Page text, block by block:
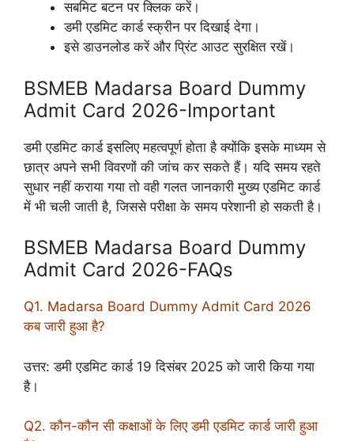
सबमिट बटन पर क्लिक करें।
डमी एडमिट कार्ड स्क्रीन पर दिखाई देगा।
इसे डाउनलोड करें और प्रिंट आउट सुरक्षित रखें।
BSMEB Madarsa Board Dummy
Admit Card 2026-Important
डमी एडमिट कार्ड इसलिए महत्वपूर्ण होता है क्योंकि इसके माध्यम से
छात्र अपने सभी विवरणों की जांच कर सकते हैं। यदि समय रहते
सुधार नहीं कराया गया तो वही गलत जानकारी मुख्य एडमिट कार्ड
में भी चली जाती है, जिससे परीक्षा के समय परेशानी हो सकती है।
BSMEB Madarsa Board Dummy
Admit Card 2026-FAQs
Q1. Madarsa Board Dummy Admit Card 2026
कब जारी हुआ है?
उत्तर: डमी एडमिट कार्ड 19 दिसंबर 2025 को जारी किया गया
है।
Q2. कौन-कौन सी कक्षाओं के लिए डमी एडमिट कार्ड जारी हुआ